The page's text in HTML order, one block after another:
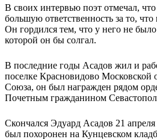
В своих интервью поэт отмечал, что
большую ответственность за то,
Он гордился тем, что у него не
которой он бы солгал.
В последние годы Асадов жил и
поселке Красновидово Московской
Союза, он был награжден рядом
Почетным гражданином
Скончался Эдуард Асадов 21
был похоронен на Кунцевском